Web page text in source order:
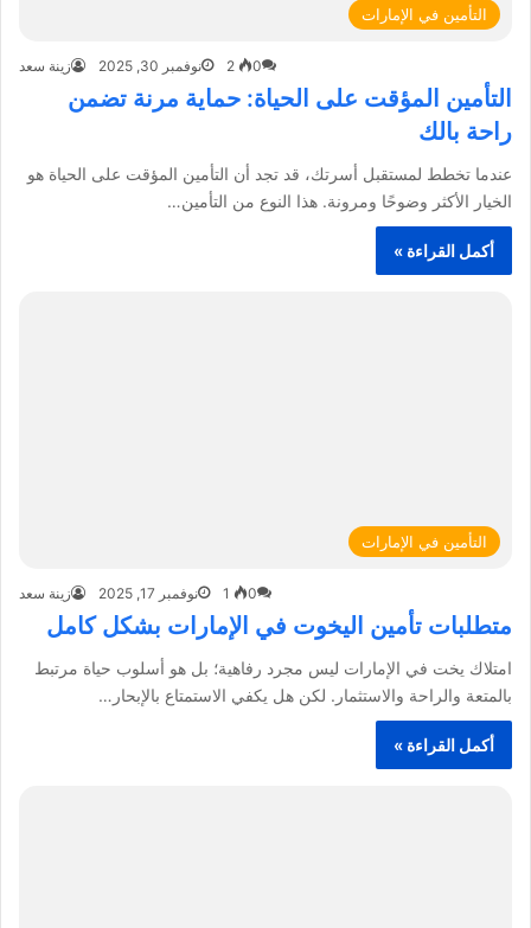
التأمين في الإمارات
زينة سعد نوفمبر 30, 2025 0
التأمين المؤقت على الحياة: حماية مرنة تضمن
راحة بالك
عندما تخطط لمستقبل أسرتك، قد تجد أن التأمين المؤقت على الحياة هو
الخيار الأكثر وضوحًا ومرونة. هذا النوع من التأمين…
أكمل القراءة »
التأمين في الإمارات
زينة سعد نوفمبر 17, 2025 0
متطلبات تأمين اليخوت في الإمارات بشكل كامل
امتلاك يخت في الإمارات ليس مجرد رفاهية؛ بل هو أسلوب حياة مرتبط
بالمتعة والراحة والاستثمار. لكن هل يكفي الاستمتاع بالإبحار…
أكمل القراءة »